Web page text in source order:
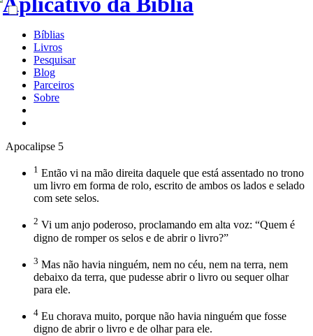
Bíblias
Livros
Pesquisar
Blog
Parceiros
Sobre
Apocalipse 5
1 Então vi na mão direita daquele que está assentado no trono
um livro em forma de rolo, escrito de ambos os lados e selado
com sete selos.
2 Vi um anjo poderoso, proclamando em alta voz: “Quem é
digno de romper os selos e de abrir o livro?”
3 Mas não havia ninguém, nem no céu, nem na terra, nem
debaixo da terra, que pudesse abrir o livro ou sequer olhar
para ele.
4 Eu chorava muito, porque não havia ninguém que fosse
digno de abrir o livro e de olhar para ele.